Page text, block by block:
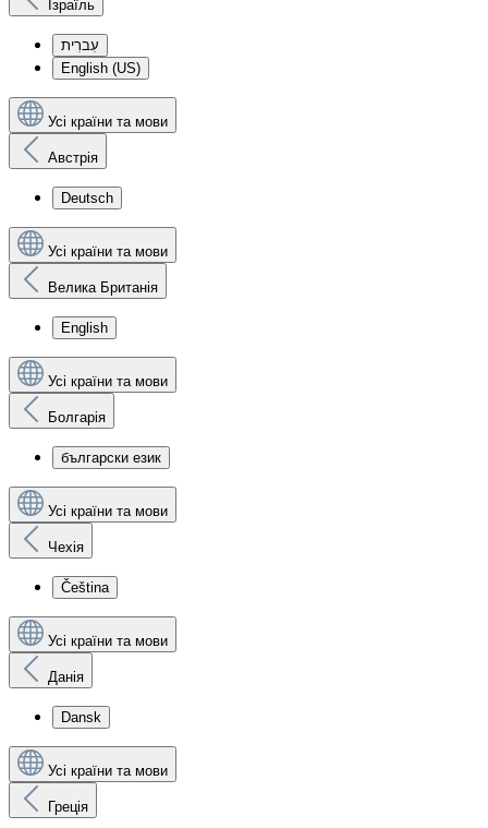
Ізраїль
עִברִית
English (US)
Усі країни та мови
Австрія
Deutsch
Усі країни та мови
Велика Британія
English
Усі країни та мови
Болгарія
български език
Усі країни та мови
Чехія
Čeština
Усі країни та мови
Данія
Dansk
Усі країни та мови
Греція